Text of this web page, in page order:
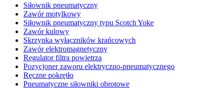
Siłownik pneumatyczny
Zawór motylkowy
Siłownik pneumatyczny typu Scotch Yoke
Zawór kulowy
Skrzynka wyłączników krańcowych
Zawór elektromagnetyczny
Regulator filtra powietrza
Pozycjoner zaworu elektryczno-pneumatycznego
Ręczne pokrętło
Pneumatyczne siłowniki obrotowe